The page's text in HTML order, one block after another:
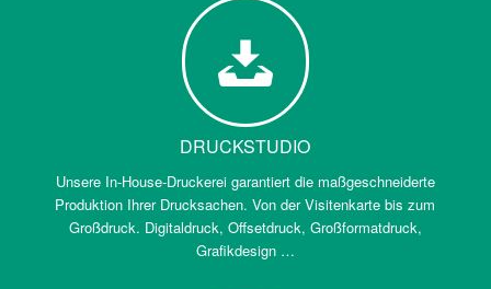
DRUCKSTUDIO
Unsere In-House-Druckerei garantiert die maßgeschneiderte
Produktion Ihrer Drucksachen. Von der Visitenkarte bis zum
Großdruck. Digitaldruck, Offsetdruck, Großformatdruck,
Grafikdesign …